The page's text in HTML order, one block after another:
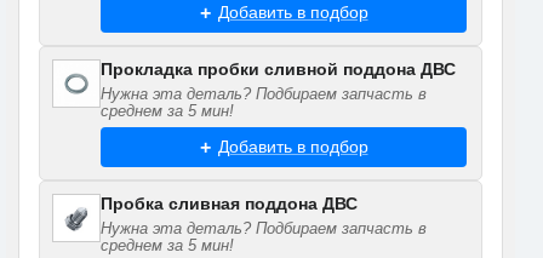
Добавить в подбор
Прокладка пробки сливной поддона ДВС
Нужна эта деталь? Подбираем запчасть в
среднем за 5 мин!
Добавить в подбор
Пробка сливная поддона ДВС
Нужна эта деталь? Подбираем запчасть в
среднем за 5 мин!